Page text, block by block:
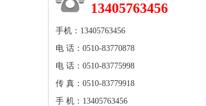
13405763456
手机：13405763456
电话：0510-83770878
电话：0510-83775998
传真：0510-83779918
手机：13405763456